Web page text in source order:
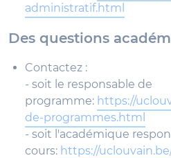
administratif.html
Des questions
Contactez :
- soit le responsable de
programme: https://
de-programmes.html
- soit l'académique
cours: https://